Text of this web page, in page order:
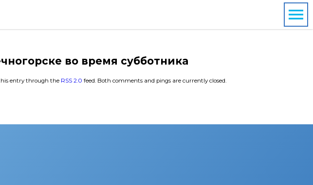
во время субботника
this entry through the RSS 2.0 feed. Both comments and pings are currently closed.